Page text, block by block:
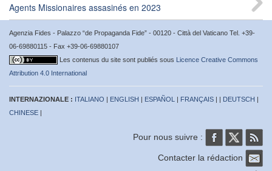
Agents Missionaires assasinés en 2023
Agenzia Fides - Palazzo “de Propaganda Fide” - 00120 - Città del Vaticano Tel. +39-
06-69880115 - Fax +39-06-69880107
Les contenus du site sont publiés sous Licence Creative Commons
Attribution 4.0 International
INTERNAZIONALE : ITALIANO | ENGLISH | ESPAÑOL | FRANÇAIS | | DEUTSCH |
CHINESE |
Pour nous suivre :
Contacter la rédaction